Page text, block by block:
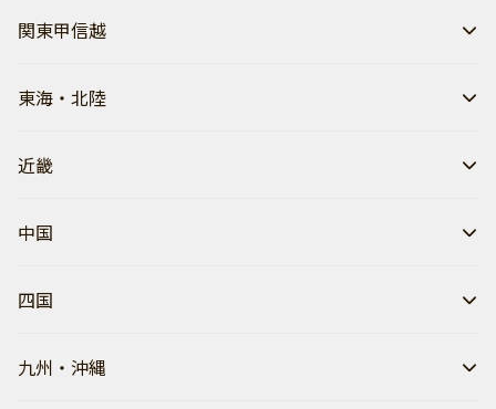
関東甲信越
東海・北陸
近畿
中国
四国
九州・沖縄